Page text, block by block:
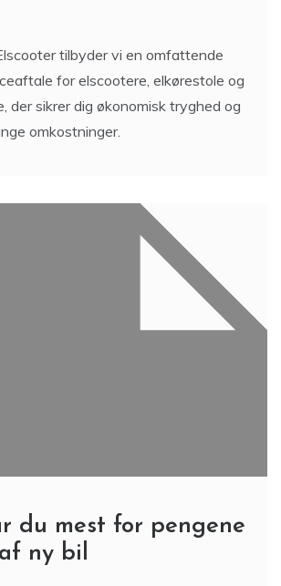
tilbyder vi en omfattende
for elscootere, elkørestole og
der sikrer dig økonomisk tryghed og
omkostninger.
du mest for pengene
ny bil